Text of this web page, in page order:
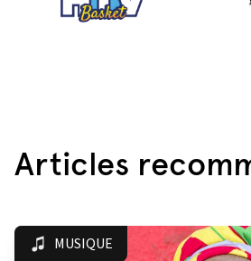
Articles
MUSIQUE